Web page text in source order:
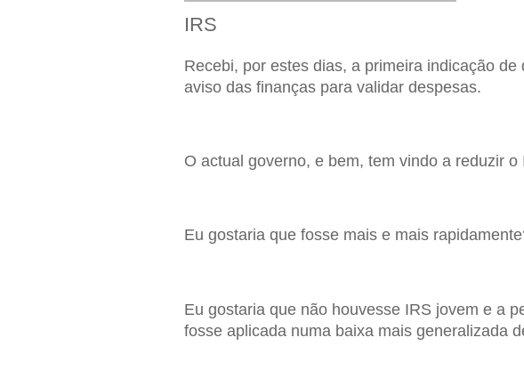
IRS
Recebi, por estes dias, a primeira indicação
aviso das finanças para validar despesas.
O actual governo, e bem, tem vindo a reduzir o
Eu gostaria que fosse mais e mais
Eu gostaria que não houvesse IRS jovem e a
fosse aplicada numa baixa mais generalizada